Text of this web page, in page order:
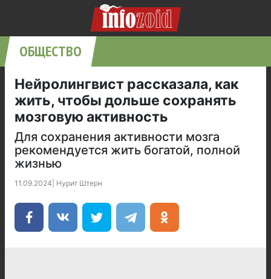
ОБЩЕСТВО
Нейролингвист рассказала, как
жить, чтобы дольше сохранять
мозговую активность
Для сохранения активности мозга
рекомендуется жить богатой, полной
жизнью
11.09.2024 Нурит Штерн